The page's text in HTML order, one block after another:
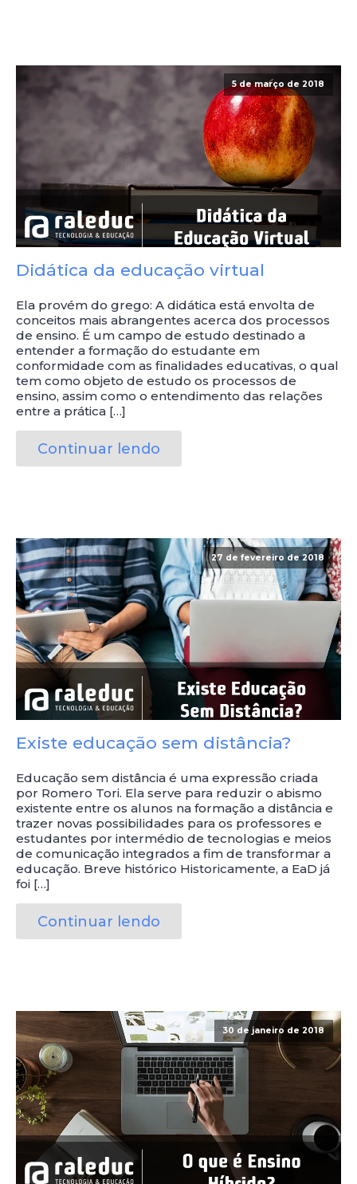
5 de março de 2018
Didática da educação virtual
Ela provém do grego: A didática está envolta de
conceitos mais abrangentes acerca dos processos
de ensino. É um campo de estudo destinado a
entender a formação do estudante em
conformidade com as finalidades educativas, o qual
tem como objeto de estudo os processos de
ensino, assim como o entendimento das relações
entre a prática […]
Continuar lendo
27 de fevereiro de 2018
Existe educação sem distância?
Educação sem distância é uma expressão criada
por Romero Tori. Ela serve para reduzir o abismo
existente entre os alunos na formação a distância e
trazer novas possibilidades para os professores e
estudantes por intermédio de tecnologias e meios
de comunicação integrados a fim de transformar a
educação. Breve histórico Historicamente, a EaD já
foi […]
Continuar lendo
30 de janeiro de 2018